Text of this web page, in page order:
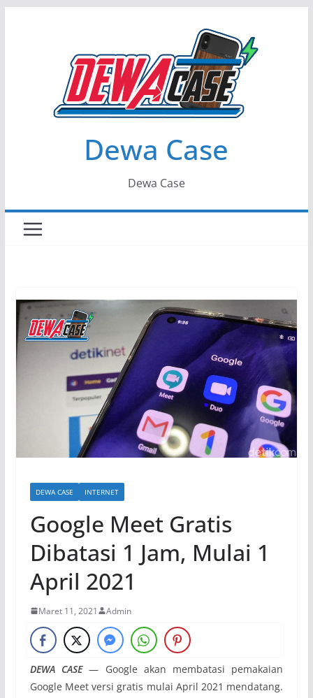
Dewa Case
Dewa Case
DEWA CASE INTERNET
Google Meet Gratis
Dibatasi 1 Jam, Mulai 1
April 2021
Maret 11, 2021 Admin
DEWA CASE— Google akan membatasi pemakaian
Google Meet versi gratis mulai April 2021 mendatang.